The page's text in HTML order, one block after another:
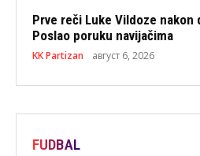
Prve reči Luke Vildoze nakon
Poslao poruku navijačima
KK Partizan август 6, 2026
FUDBAL